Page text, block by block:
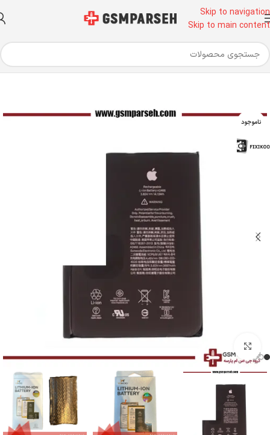
Skip to navigation
Skip to main content
موبایل باتری باتری آیفون - باتری اورجینال اپل باتری آیفون بدون فلت (سل)
ناموجود
بزرگنمایی تصویر